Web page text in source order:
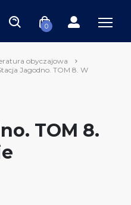
0
obyczajowa
Jagodno. TOM 8. W
TOM 8.